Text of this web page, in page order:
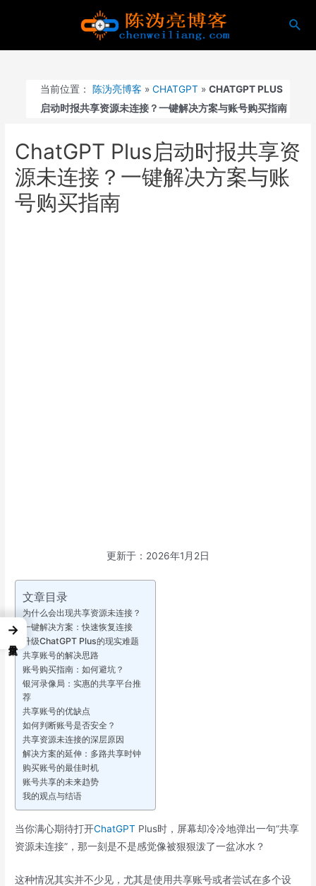
搜
当前位置： 陈沩亮博客 »CHATGPT »CHATGPT PLUS
启动时报共享资源未连接？一键解决方案与账号购买指南
ChatGPT Plus启动时报共享资
源未连接？一键解决方案与账
号购买指南
更新于：2026年1月2日
文章目录
为什么会出现共享资源未连接？
一键解决方案：快速恢复连接
升级ChatGPT Plus的现实难题
共享账号的解决思路
账号购买指南：如何避坑？
银河录像局：实惠的共享平台推
荐
共享账号的优缺点
如何判断账号是否安全？
共享资源未连接的深层原因
解决方案的延伸：多路共享时钟
购买账号的最佳时机
账号共享的未来趋势
我的观点与结语
当你满心期待打开ChatGPT Plus时，屏幕却冷冷地弹出一句“共享
资源未连接”，那一刻是不是感觉像被狠狠泼了一盆冰水？
这种情况其实并不少见，尤其是使用共享账号或者尝试在多个设
→